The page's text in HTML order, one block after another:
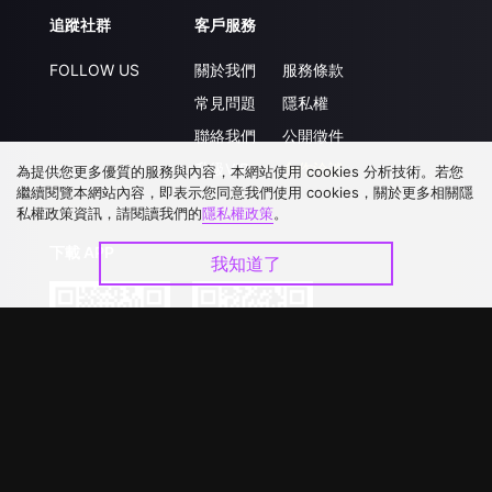
追蹤社群
FOLLOW US
客戶服務
關於我們
常見問題
聯絡我們
升級VIP
服務條款
隱私權
公開徵件
合作洽談
為提供您更多優質的服務與內容，本網站使用 cookies 分析技術。若您
繼續閱覽本網站內容，即表示您同意我們使用 cookies，關於更多相關隱
私權政策資訊，請閱讀我們的隱私權政策。
我知道了